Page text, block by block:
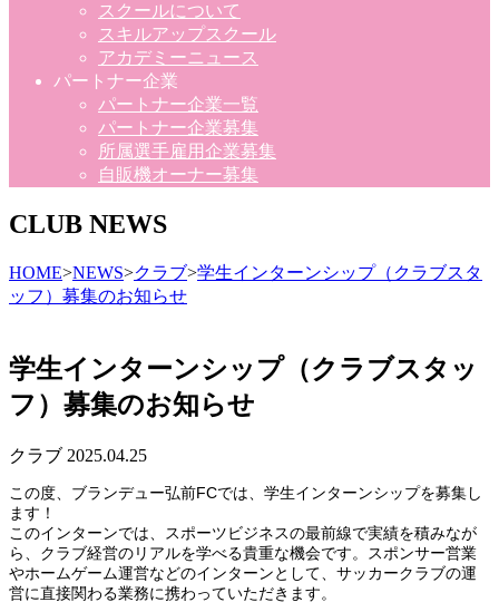
スクールについて
スキルアップスクール
アカデミーニュース
パートナー企業
パートナー企業一覧
パートナー企業募集
所属選手雇用企業募集
自販機オーナー募集
CLUB NEWS
HOME>NEWS>クラブ>学生インターンシップ（クラブスタ
ッフ）募集のお知らせ
学生インターンシップ（クラブスタッ
フ）募集のお知らせ
クラブ 2025.04.25
この度、ブランデュー弘前FCでは、学生インターンシップを募集し
ます！
このインターンでは、スポーツビジネスの最前線で実績を積みなが
ら、クラブ経営のリアルを学べる貴重な機会です。スポンサー営業
やホームゲーム運営などのインターンとして、サッカークラブの運
営に直接関わる業務に携わっていただきます。